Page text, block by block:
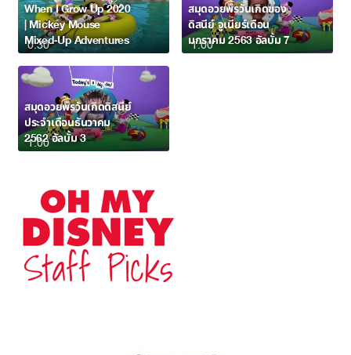
0:30
When I Grow Up 2020
| Mickey Mouse
Mixed-Up Adventures
1:00
สมุดอวยพรวันเกิดของ
ดิสนีย์ จูเนียร์เดือน
มกราคม 2563 อัลบั้ม 7
1:00
สมุดอวยพรวันเกิดดิสนีย์
ประจำเดือนธันวาคม
2562 อัลบั้ม 3